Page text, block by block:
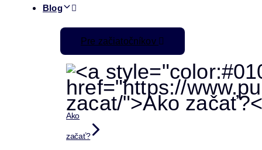
Blog
Pre začiatočníkov
Ako
začať?